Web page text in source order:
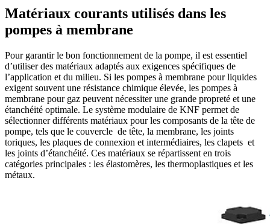
Matériaux courants utilisés dans les
pompes à membrane
Pour garantir le bon fonctionnement de la pompe, il est essentiel
d’utiliser des matériaux adaptés aux exigences spécifiques de
l’application et du milieu. Si les pompes à membrane pour liquides
exigent souvent une résistance chimique élevée, les pompes à
membrane pour gaz peuvent nécessiter une grande propreté et une
étanchéité optimale. Le système modulaire de KNF permet de
sélectionner différents matériaux pour les composants de la tête de
pompe, tels que le couvercle de tête, la membrane, les joints
toriques, les plaques de connexion et intermédiaires, les clapets et
les joints d’étanchéité. Ces matériaux se répartissent en trois
catégories principales : les élastomères, les thermoplastiques et les
métaux.